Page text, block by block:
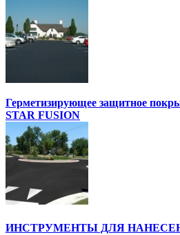
Герметизирующее защитное
STAR FUSION
ИНСТРУМЕНТЫ ДЛЯ